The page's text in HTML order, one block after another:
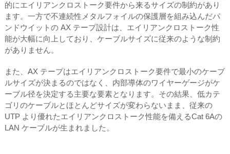
的にエイリアンクロストーク要件から来るサイズの制約があり
ます。一方で不連続性メタルフォイルの保護層を組み込んだパ
ンドウイットの AX テープ設計は、エイリアンクロストーク性
能が大幅に向上しており、ケーブルサイズに従来のような制約
がありません。
また、AX テープはエイリアンクロストーク要件で最小のケーブ
ルサイズが決まるのではなく、内部導体のワイヤーゲージがケ
ーブル径を決定する主要な要素となります。その結果、低カテ
ゴリのケーブルとほとんどサイズが変わらないまま、従来の
UTP より優れたエイリアンクロストーク性能を備えるCat 6Aの
LAN ケーブルが生まれました。